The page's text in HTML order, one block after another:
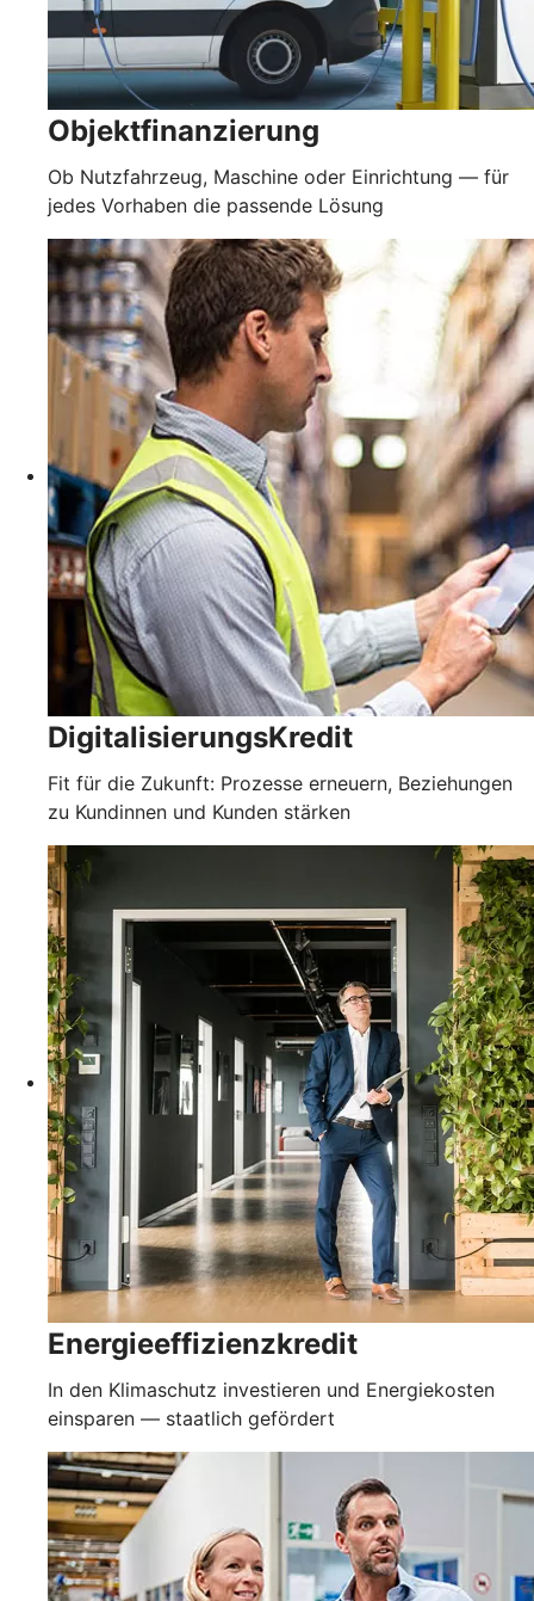
Objektfinanzierung
Ob Nutzfahrzeug, Maschine oder Einrichtung — für
jedes Vorhaben die passende Lösung
DigitalisierungsKredit
Fit für die Zukunft: Prozesse erneuern, Beziehungen
zu Kundinnen und Kunden stärken
Energieeffizienzkredit
In den Klimaschutz investieren und Energiekosten
einsparen — staatlich gefördert